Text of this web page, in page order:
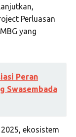
Perluasan
yang
Peran
Swasembada
ekosistem